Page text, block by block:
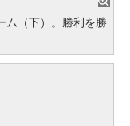
ム（下）。勝利を勝